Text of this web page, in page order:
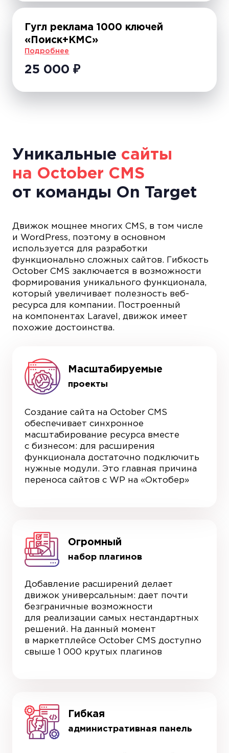
Гугл реклама 1000 ключей
«Поиск+КМС»
Подробнее
25 000 ₽
Уникальные сайты
на October CMS
от команды On Target
Движок мощнее многих CMS, в том числе
и WordPress, поэтому в основном
используется для разработки
функционально сложных сайтов. Гибкость
October CMS заключается в возможности
формирования уникального функционала,
который увеличивает полезность веб-
ресурса для компании. Построенный
на компонентах Laravel, движок имеет
похожие достоинства.
Масштабируемые
проекты
Создание сайта на October CMS
обеспечивает синхронное
масштабирование ресурса вместе
с бизнесом: для расширения
функционала достаточно подключить
нужные модули. Это главная причина
переноса сайтов с WP на «Октобер»
Огромный
набор плагинов
Добавление расширений делает
движок универсальным: дает почти
безграничные возможности
для реализации самых нестандартных
решений. На данный момент
в маркетплейсе October CMS доступно
свыше 1 000 крутых плагинов
Гибкая
административная панель